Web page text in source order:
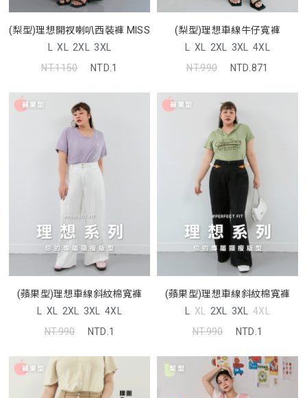
(梨型)理想開衩喇叭西裝褲 MISS
L XL 2XL 3XL
NT.1150
NTD.1
(梨型)理想車線牛仔寬褲
L XL 2XL 3XL 4XL
NT.990
NTD.871
(蘋果型)理想車線斜紋棉寬褲
L XL 2XL 3XL 4XL
NT.990
NTD.1
(蘋果型)理想車線斜紋棉寬褲
L XL 2XL 3XL 4XL
NT.990
NTD.1